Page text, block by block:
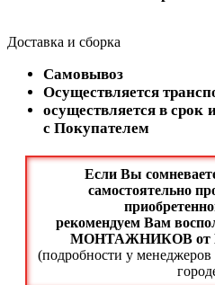
Доставка и сборка
Самовывоз
Осуществляется
осуществляется в срок
с Покупателем
Если Вы
самостоятельно
рекомендуем Вам
МОНТАЖНИКОВ от
(подробности у